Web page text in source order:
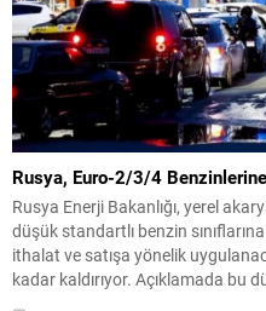
Rusya, Euro-2/3/4
Rusya Enerji Bakanlığı, yerel
düşük standartlı benzin
ithalat ve satışa yönelik
kadar kaldırıyor. Açıklamada bu
politikası değişikliği anlamına